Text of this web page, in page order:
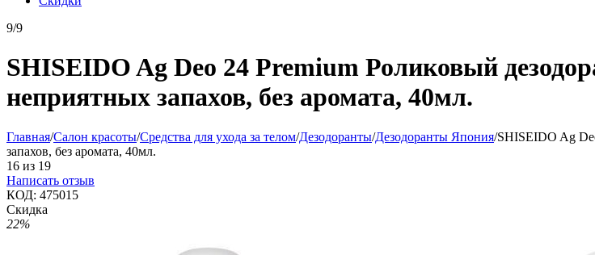
9/9
SHISEIDO Ag Deo 24 Premium Роликовый
неприятных запахов, без аромата, 40мл.
Главная/Салон красоты/Средства для ухода за телом/Дезодоранты/Дезодоранты Япония/SHISEIDO Ag
запахов, без аромата, 40мл.
16 из 19
Написать отзыв
КОД: 475015
Скидка
22%